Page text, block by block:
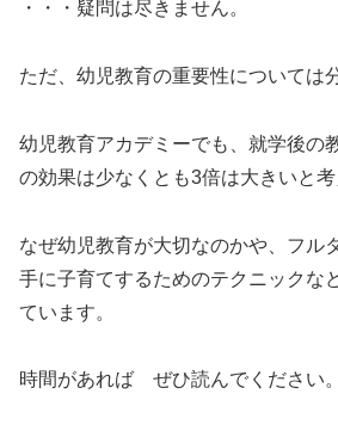
・・・疑問は尽きません。
ただ、幼児教育の重要性については
幼児教育アカデミーでも、就学後の
の効果は少なくとも3倍は大きいと考
なぜ幼児教育が大切なのかや、フル
手に子育てするためのテクニックな
ています。
時間があれば ぜひ読んでください。